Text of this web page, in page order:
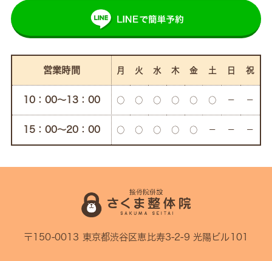
営業時間 月 火 水 木 金 土 日 祝
10：00〜13：00 ○ ○ ○ ○ ○ ○ － －
15：00〜20：00 ○ ○ ○ ○ ○ － － －
〒150-0013 東京都渋谷区恵比寿3-2-9 光陽ビル101